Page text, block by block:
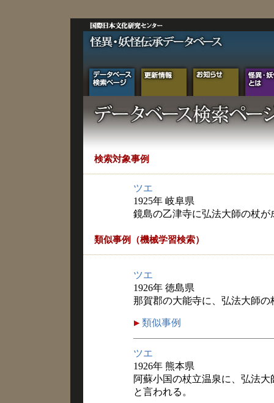
検索対象事例
ツエ
1925年 岐阜県
鏡島の乙津寺に弘法大師の杖が
類似事例（機械学習検索）
ツエ
1926年 徳島県
那賀郡の大能寺に、弘法大師
類似事例
ツエ
1926年 熊本県
阿蘇小国の杖立温泉に、弘法
と言われる。